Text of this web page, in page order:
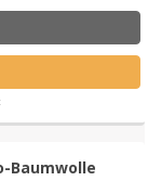
Baumwolle